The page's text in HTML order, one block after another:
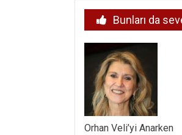
Bunları da
Orhan Veli’yi Anarken